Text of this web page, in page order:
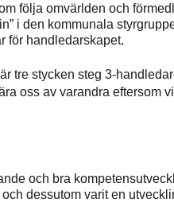
följa omvärlden och
i den kommunala
för handledarskapet.
tre stycken steg 3-
oss av varandra eftersom
och bra
dessutom varit en